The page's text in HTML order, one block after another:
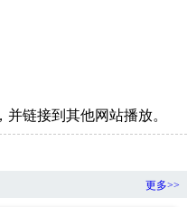
链接到其他网站播放。
更多>>